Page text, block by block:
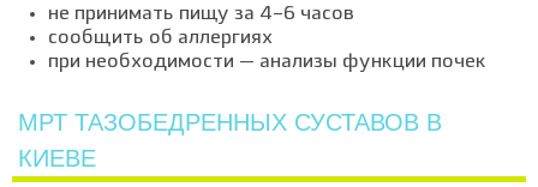
не принимать пищу за 4–6 часов
сообщить об аллергиях
при необходимости — анализы функции почек
МРТ ТАЗОБЕДРЕННЫХ СУСТАВОВ В
КИЕВЕ